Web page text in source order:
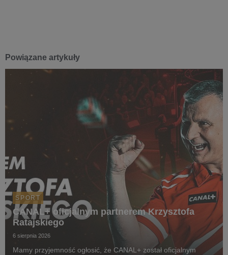
Powiązane artykuły
SPORT
CANAL+ oficjalnym partnerem Krzysztofa
Ratajskiego
6 sierpnia 2026
Mamy przyjemność ogłosić, że CANAL+ został oficjalnym